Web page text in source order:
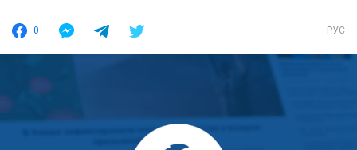
0 РУС